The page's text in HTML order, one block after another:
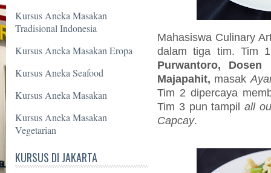
Kursus Aneka Masakan
Tradisional Indonesia
Kursus Aneka Masakan Eropa
Kursus Aneka Seafood
Kursus Aneka Masakan
Kursus Aneka Masakan
Vegetarian
KURSUS DI JAKARTA
Mahasiswa Culinary
dalam tiga tim. Tim
Purwantoro,
Majapahit, masak
Tim 2 dipercaya
Tim 3 pun tampil all
Capcay.